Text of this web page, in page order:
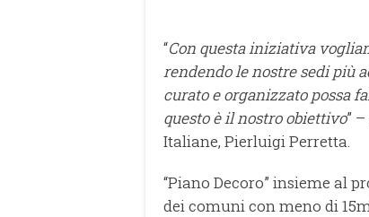
“Con questa iniziativa
rendendo le nostre sedi più
curato e organizzato possa
questo è il nostro obiettivo”
Italiane, Pierluigi Perretta.
“Piano Decoro” insieme al
dei comuni con meno di